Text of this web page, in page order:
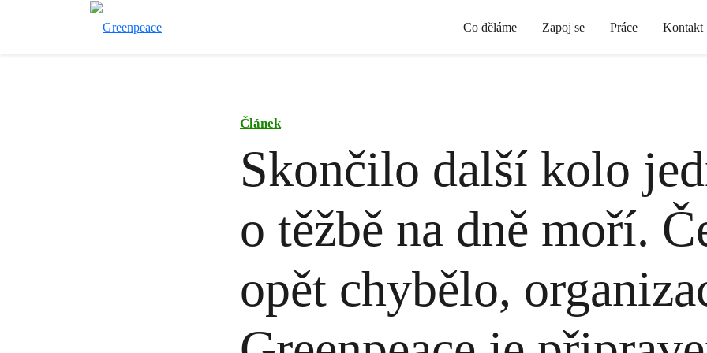
Co děláme Zapoj se Práce Kontakt
Článek
Skončilo další kolo
o těžbě na dně moří.
opět chybělo,